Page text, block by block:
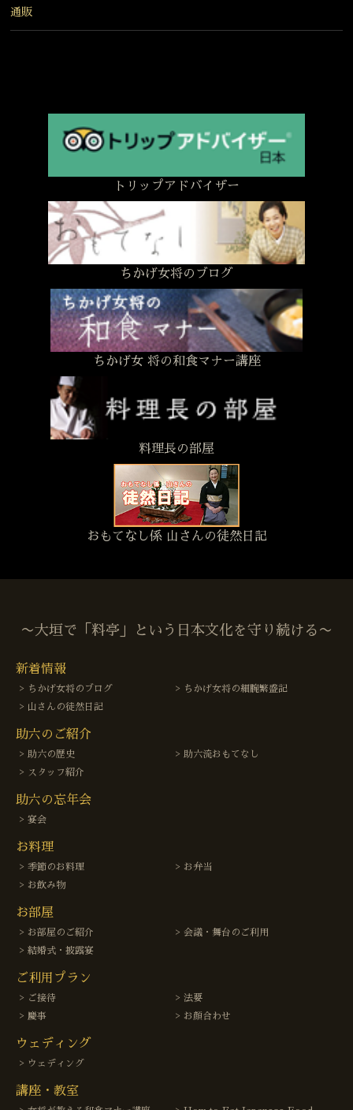
通販
トリップアドバイザー
ちかげ女将のブログ
ちかげ女 将の和食マナー講座
料理長の部屋
おもてなし係 山さんの徒然日記
〜大垣で「料亭」という日本文化を守り続ける〜
新着情報
ちかげ女将のブログ
ちかげ女将の細腕繁盛記
山さんの徒然日記
助六のご紹介
助六の歴史
助六流おもてなし
スタッフ紹介
助六の忘年会
宴会
お料理
季節のお料理
お弁当
お飲み物
お部屋
お部屋のご紹介
会議・舞台のご利用
結婚式・披露宴
ご利用プラン
ご接待
法要
慶事
お顔合わせ
ウェディング
ウェディング
講座・教室